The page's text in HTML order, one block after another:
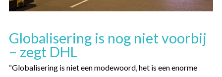
Globalisering is nog niet voorbij
– zegt DHL
“Globalisering is niet een modewoord, het is een enorme